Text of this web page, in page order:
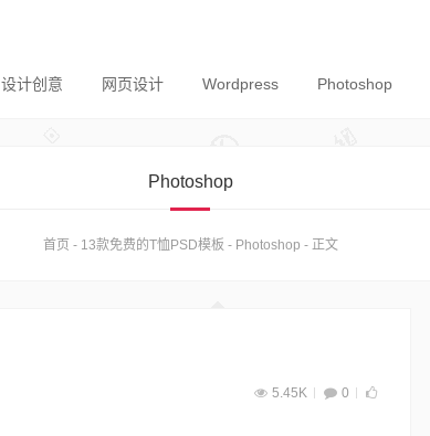
设计创意 网页设计 Wordpress Photoshop
Photoshop
首页 - 13款免费的T恤PSD模板 - Photoshop - 正文
5.45K 0